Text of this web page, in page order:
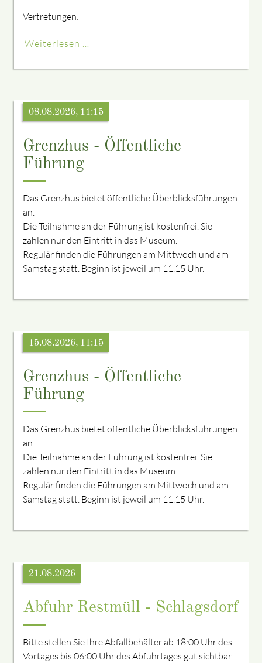
Vertretungen:
Weiterlesen …
Grenzhus - Öffentliche
Führung
08.08.2026, 11:15
Das Grenzhus bietet öffentliche Überblicksführungen
an.
Die Teilnahme an der Führung ist kostenfrei. Sie
zahlen nur den Eintritt in das Museum.
Regulär finden die Führungen am Mittwoch und am
Samstag statt. Beginn ist jeweil um 11.15 Uhr.
Grenzhus - Öffentliche
Führung
15.08.2026, 11:15
Das Grenzhus bietet öffentliche Überblicksführungen
an.
Die Teilnahme an der Führung ist kostenfrei. Sie
zahlen nur den Eintritt in das Museum.
Regulär finden die Führungen am Mittwoch und am
Samstag statt. Beginn ist jeweil um 11.15 Uhr.
Abfuhr Restmüll - Schlagsdorf
21.08.2026
Bitte stellen Sie Ihre Abfallbehälter ab 18:00 Uhr des
Vortages bis 06:00 Uhr des Abfuhrtages gut sichtbar